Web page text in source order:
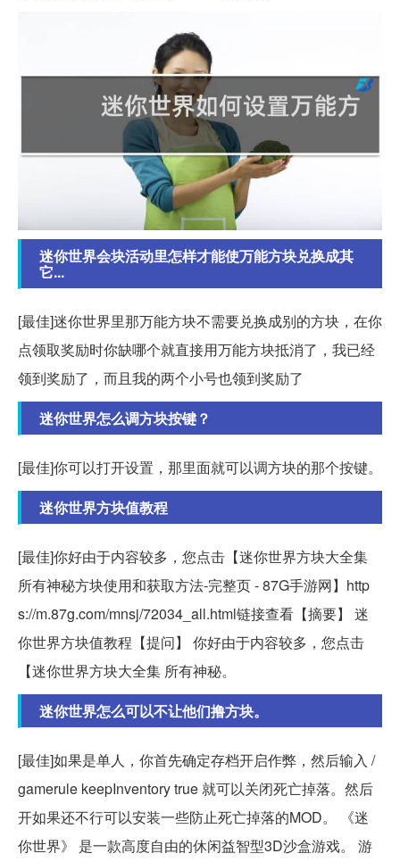
迷你世界会块活动里怎样才能使万能方块兑换成其
它...
[最佳]迷你世界里那万能方块不需要兑换成别的方块，在你
点领取奖励时你缺哪个就直接用万能方块抵消了，我已经
领到奖励了，而且我的两个小号也领到奖励了
迷你世界怎么调方块按键？
[最佳]你可以打开设置，那里面就可以调方块的那个按键。
迷你世界方块值教程
[最佳]你好由于内容较多，您点击【迷你世界方块大全集
所有神秘方块使用和获取方法-完整页 - 87G手游网】http
s://m.87g.com/mnsj/72034_all.html链接查看【摘要】 迷
你世界方块值教程【提问】 你好由于内容较多，您点击
【迷你世界方块大全集 所有神秘。
迷你世界怎么可以不让他们撸方块。
[最佳]如果是单人，你首先确定存档开启作弊，然后输入 /
gamerule keepInventory true 就可以关闭死亡掉落。然后
开如果还不行可以安装一些防止死亡掉落的MOD。 《迷
你世界》 是一款高度自由的休闲益智型3D沙盒游戏。 游